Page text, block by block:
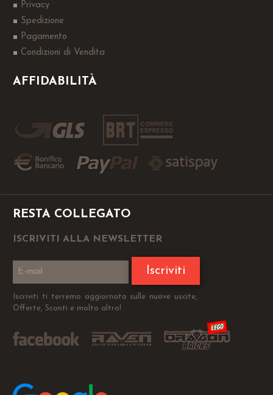
Privacy
Spedizione
Pagamento
Condizioni di Vendita
AFFIDABILITÀ
RESTA COLLEGATO
ISCRIVITI ALLA NEWSLETTER
Iscriviti
Iscriviti ti terremo aggiornato sulle nuove uscite,
Offerte, Sconti e molto altro!